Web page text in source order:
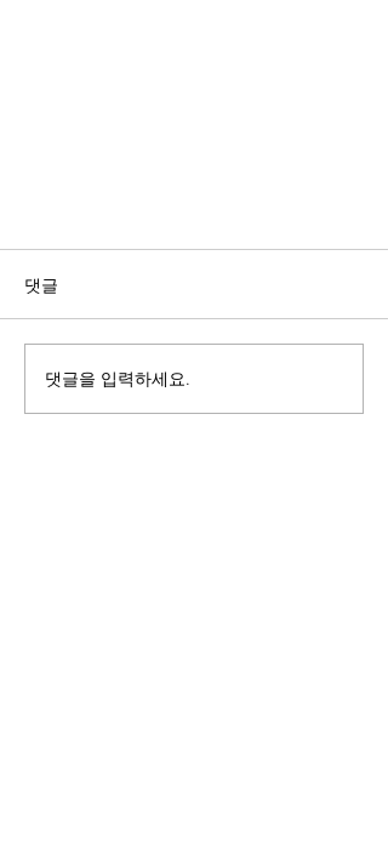
<구상문학상> 역대 수상자
(1~15회)
<구상문학상> - 영등포구·(사)구상선생
기념사업회 2009년 제1회 <구상문학상
> 본상 김형영 시인 『나무 안에서』 /
댓글
댓글을 입력하세요.